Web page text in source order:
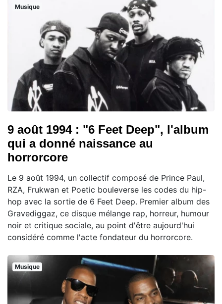
Musique
9 août 1994 : "6 Feet Deep", l'album
qui a donné naissance au
horrorcore
Le 9 août 1994, un collectif composé de Prince Paul,
RZA, Frukwan et Poetic bouleverse les codes du hip-
hop avec la sortie de 6 Feet Deep. Premier album des
Gravediggaz, ce disque mélange rap, horreur, humour
noir et critique sociale, au point d'être aujourd'hui
considéré comme l'acte fondateur du horrorcore.
Musique